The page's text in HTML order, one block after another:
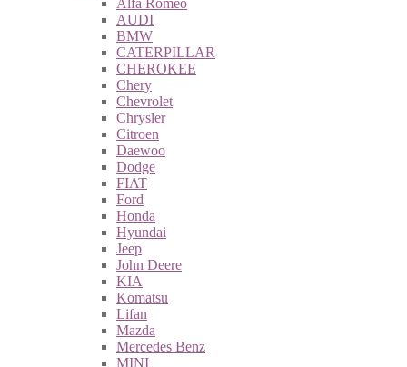
Alfa Romeo
AUDI
BMW
CATERPILLAR
CHEROKEE
Chery
Chevrolet
Chrysler
Citroen
Daewoo
Dodge
FIAT
Ford
Honda
Hyundai
Jeep
John Deere
KIA
Komatsu
Lifan
Mazda
Mercedes Benz
MINI